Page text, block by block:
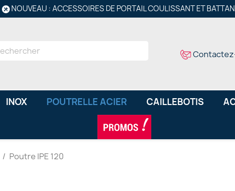
NOUVEAU : ACCESSOIRES DE PORTAIL COULISSANT ET
INOX POUTRELLE ACIER CAILLEBOTIS
Poutre IPE 120